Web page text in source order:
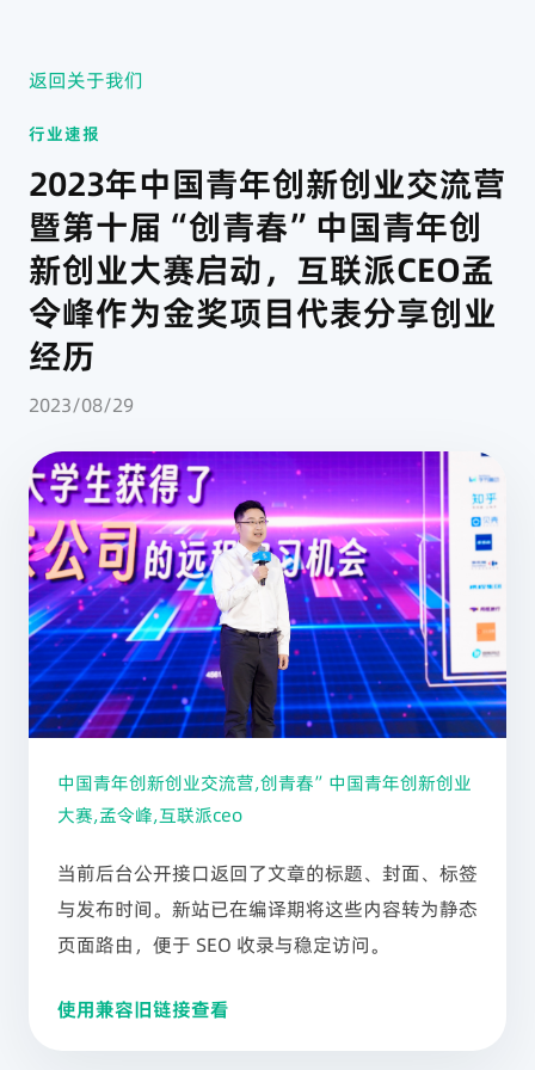
返回关于我们
行业速报
2023年中国青年创新创业交流营
暨第十届“创青春”中国青年创
新创业大赛启动，互联派CEO孟
令峰作为金奖项目代表分享创业
经历
2023/08/29
中国青年创新创业交流营,创青春”中国青年创新创业
大赛,孟令峰,互联派ceo
当前后台公开接口返回了文章的标题、封面、标签
与发布时间。新站已在编译期将这些内容转为静态
页面路由，便于 SEO 收录与稳定访问。
使用兼容旧链接查看